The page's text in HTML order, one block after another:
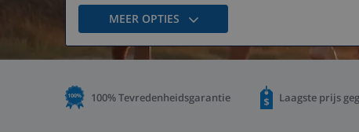
MEER OPTIES
100% Tevredenheidsgarantie Laagste prijs